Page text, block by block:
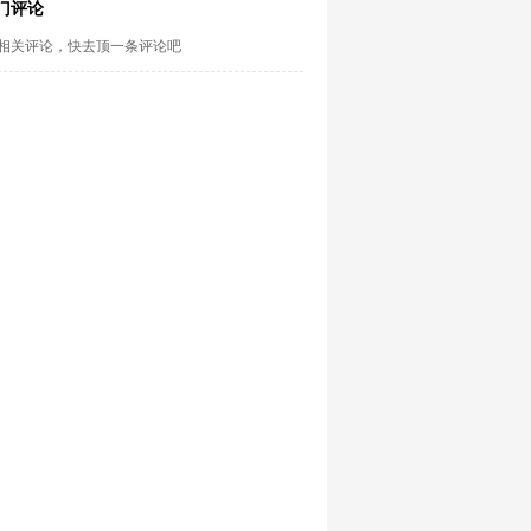
评论
关评论，快去顶一条评论吧